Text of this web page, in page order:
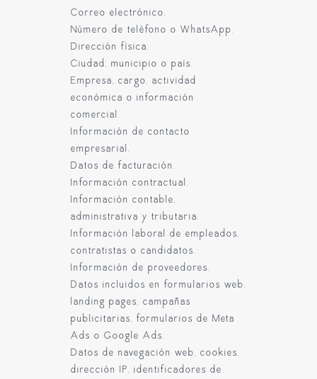
Correo electrónico.
Número de teléfono o WhatsApp.
Dirección física.
Ciudad, municipio o país.
Empresa, cargo, actividad
económica o información
comercial.
Información de contacto
empresarial.
Datos de facturación.
Información contractual.
Información contable,
administrativa y tributaria.
Información laboral de empleados,
contratistas o candidatos.
Información de proveedores.
Datos incluidos en formularios web,
landing pages, campañas
publicitarias, formularios de Meta
Ads o Google Ads.
Datos de navegación web, cookies,
dirección IP, identificadores de